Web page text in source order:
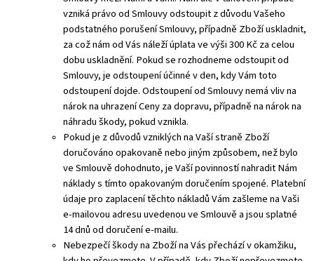
vzniká právo od Smlouvy odstoupit z důvodu Vašeho
podstatného porušení Smlouvy, případně Zboží uskladnit,
za což nám od Vás náleží úplata ve výši 300 Kč za celou
dobu uskladnění. Pokud se rozhodneme odstoupit od
Smlouvy, je odstoupení účinné v den, kdy Vám toto
odstoupení dojde. Odstoupení od Smlouvy nemá vliv na
nárok na uhrazení Ceny za dopravu, případně na nárok na
náhradu škody, pokud vznikla.
Pokud je z důvodů vzniklých na Vaší straně Zboží
doručováno opakovaně nebo jiným způsobem, než bylo
ve Smlouvě dohodnuto, je Vaší povinností nahradit Nám
náklady s tímto opakovaným doručením spojené. Platební
údaje pro zaplacení těchto nákladů Vám zašleme na Vaši
e-mailovou adresu uvedenou ve Smlouvě a jsou splatné
14 dnů od doručení e-mailu.
Nebezpečí škody na Zboží na Vás přechází v okamžiku,